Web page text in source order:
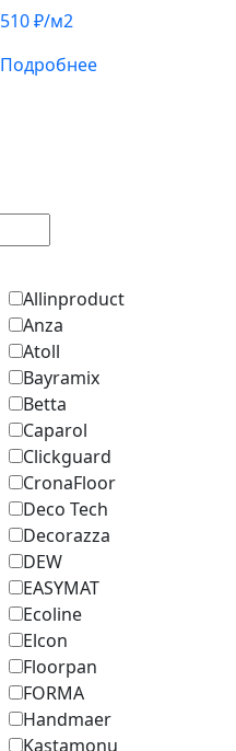
510₽/м2
Подробнее
Allinproduct
Anza
Atoll
Bayramix
Betta
Caparol
Clickguard
CronaFloor
Deco Tech
Decorazza
DEW
EASYMAT
Ecoline
Elcon
Floorpan
FORMA
Handmaer
Kastamonu